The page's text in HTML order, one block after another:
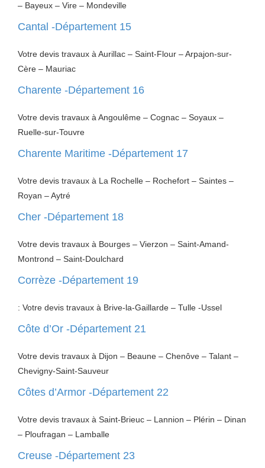
– Bayeux – Vire – Mondeville
Cantal -Département 15
Votre devis travaux à Aurillac – Saint-Flour – Arpajon-sur-
Cère – Mauriac
Charente -Département 16
Votre devis travaux à Angoulême – Cognac – Soyaux –
Ruelle-sur-Touvre
Charente Maritime -Département 17
Votre devis travaux à La Rochelle – Rochefort – Saintes –
Royan – Aytré
Cher -Département 18
Votre devis travaux à Bourges – Vierzon – Saint-Amand-
Montrond – Saint-Doulchard
Corrèze -Département 19
: Votre devis travaux à Brive-la-Gaillarde – Tulle -Ussel
Côte d’Or -Département 21
Votre devis travaux à Dijon – Beaune – Chenôve – Talant –
Chevigny-Saint-Sauveur
Côtes d’Armor -Département 22
Votre devis travaux à Saint-Brieuc – Lannion – Plérin – Dinan
– Ploufragan – Lamballe
Creuse -Département 23